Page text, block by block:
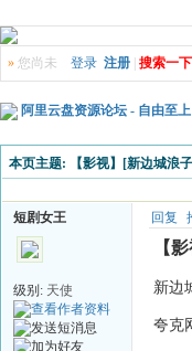
» 您尚未 登录 注册 搜索一下
阿里云盘资源论坛 - 自由至上
本页主题: 【影视】[新边城浪
短剧女王
级别: 天使
回复
【
新边
夸克